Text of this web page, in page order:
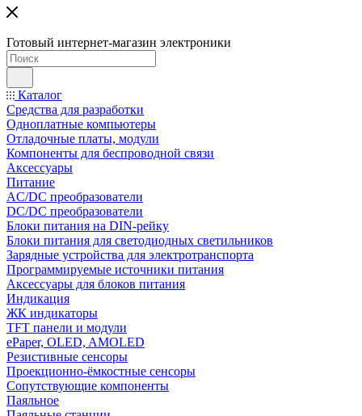
Готовый интернет-магазин электроники
Каталог
Средства для разработки
Одноплатные компьютеры
Отладочные платы, модули
Компоненты для беспроводной связи
Аксессуары
Питание
AC/DC преобразователи
DC/DC преобразователи
Блоки питания на DIN-рейку
Блоки питания для светодиодных светильников
Зарядные устройства для электротранспорта
Программируемые источники питания
Аксессуары для блоков питания
Индикация
ЖК индикаторы
TFT панели и модули
ePaper, OLED, AMOLED
Резистивные сенсоры
Проекционно-ёмкостные сенсоры
Сопутствующие компоненты
Паяльное